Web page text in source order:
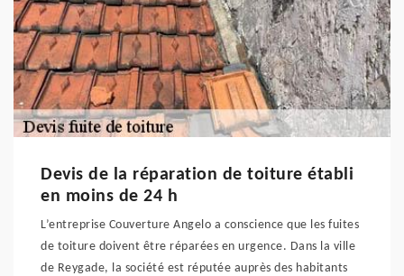
Devis de la réparation de toiture établi
en moins de 24 h
L’entreprise Couverture Angelo a conscience que les fuites
de toiture doivent être réparées en urgence. Dans la ville
de Reygade, la société est réputée auprès des habitants